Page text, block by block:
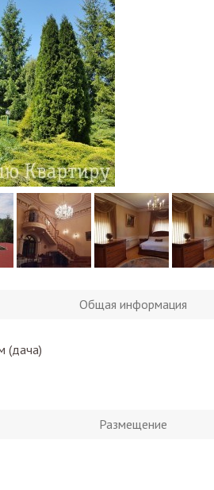
Общая информация
(дача)
Размещение